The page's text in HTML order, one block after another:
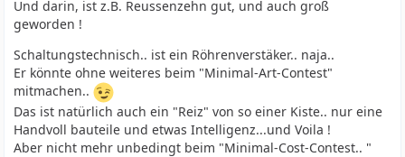
Und darin, ist z.B. Reussenzehn gut, und auch groß
geworden !
Schaltungstechnisch.. ist ein Röhrenverstäker.. naja..
Er könnte ohne weiteres beim "Minimal-Art-Contest"
mitmachen..
Das ist natürlich auch ein "Reiz" von so einer Kiste.. nur eine
Handvoll bauteile und etwas Intelligenz...und Voila !
Aber nicht mehr unbedingt beim "Minimal-Cost-Contest.. "